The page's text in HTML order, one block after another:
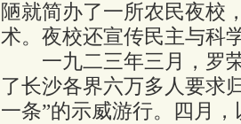
陋就简办了一所农民夜校
术。夜校还宣传民主与科
一九二三年三月，罗荣
了长沙各界六万多人要求
一条”的示威游行。四月